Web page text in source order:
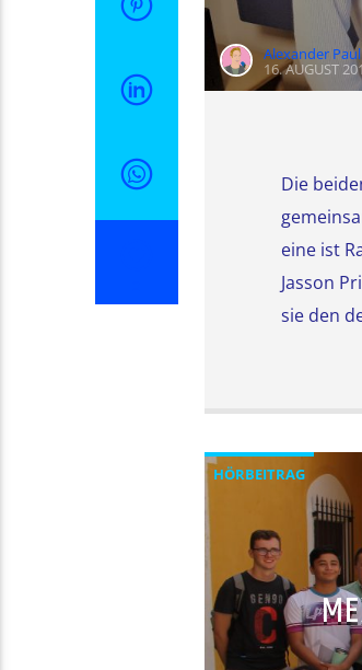
Alexander
16. AUGUST
Die
eine ist
Jasson
sie den
HÖRBEITRAG